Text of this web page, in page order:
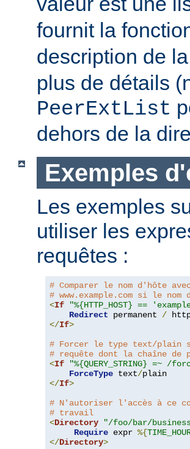
fournit la
description de
plus de détails
PeerExtList
dehors de la
Exemples
Les exemples
utiliser les
requêtes :
# Comparer le nom d'hôte
# www.example.com si le nom
<If "%{HTTP_HOST} ==
Redirect permanent /
</If>
# Forcer le type text/
# requête dont la chaîne
<If "%{QUERY_STRING} =~ /
ForceType text/
</If>
# N'autoriser l'accès à ce
# travail
<Directory "/foo/bar/
Require expr %{
</Directory>